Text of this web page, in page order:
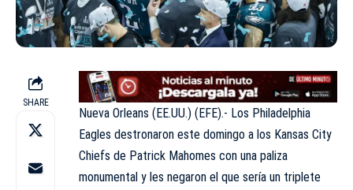
SHARE
Nueva Orleans (EE.UU.) (EFE).- Los Philadelphia
Eagles destronaron este domingo a los Kansas City
Chiefs de Patrick Mahomes con una paliza
monumental y les negaron el que sería un triplete